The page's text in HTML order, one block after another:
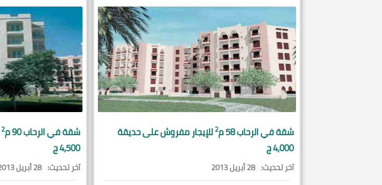
شقة فيالرحاب58 م 2للإيجار مفروش على حديقة
4,000 ج
آخر تحديث: 28 أبريل 2013
شقة فيالرحاب90 م 2
4,500 ج
آخر تحديث: 28 أبريل 2013